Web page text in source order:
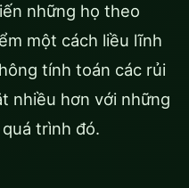
những họ theo
một cách liều lĩnh
tính toán các rủi
nhiều hơn với những
trình đó.